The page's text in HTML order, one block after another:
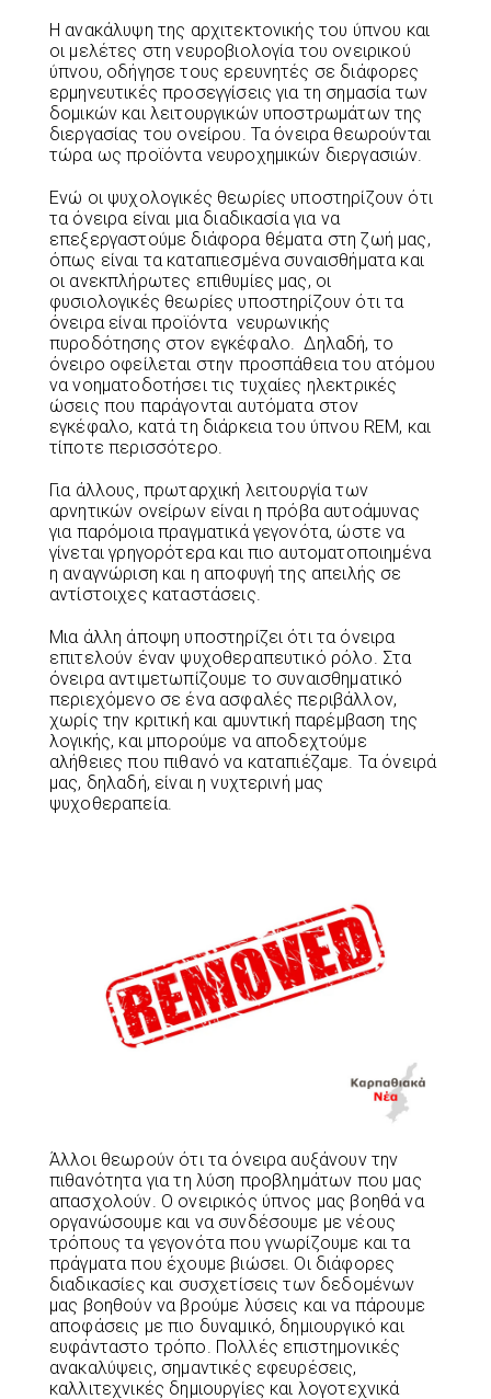
Η ανακάλυψη της αρχιτεκτονικής του ύπνου και
οι μελέτες στη νευροβιολογία του ονειρικού
ύπνου, οδήγησε τους ερευνητές σε διάφορες
ερμηνευτικές προσεγγίσεις για τη σημασία των
δομικών και λειτουργικών υποστρωμάτων της
διεργασίας του ονείρου. Τα όνειρα θεωρούνται
τώρα ως προϊόντα νευροχημικών διεργασιών.
Ενώ οι ψυχολογικές θεωρίες υποστηρίζουν ότι
τα όνειρα είναι μια διαδικασία για να
επεξεργαστούμε διάφορα θέματα στη ζωή μας,
όπως είναι τα καταπιεσμένα συναισθήματα και
οι ανεκπλήρωτες επιθυμίες μας, οι
φυσιολογικές θεωρίες υποστηρίζουν ότι τα
όνειρα είναι προϊόντα νευρωνικής
πυροδότησης στον εγκέφαλο. Δηλαδή, το
όνειρο οφείλεται στην προσπάθεια του ατόμου
να νοηματοδοτήσει τις τυχαίες ηλεκτρικές
ώσεις που παράγονται αυτόματα στον
εγκέφαλο, κατά τη διάρκεια του ύπνου REM, και
τίποτε περισσότερο.
Για άλλους, πρωταρχική λειτουργία των
αρνητικών ονείρων είναι η πρόβα αυτοάμυνας
για παρόμοια πραγματικά γεγονότα, ώστε να
γίνεται γρηγορότερα και πιο αυτοματοποιημένα
η αναγνώριση και η αποφυγή της απειλής σε
αντίστοιχες καταστάσεις.
Μια άλλη άποψη υποστηρίζει ότι τα όνειρα
επιτελούν έναν ψυχοθεραπευτικό ρόλο. Στα
όνειρα αντιμετωπίζουμε το συναισθηματικό
περιεχόμενο σε ένα ασφαλές περιβάλλον,
χωρίς την κριτική και αμυντική παρέμβαση της
λογικής, και μπορούμε να αποδεχτούμε
αλήθειες που πιθανό να καταπιέζαμε. Τα όνειρά
μας, δηλαδή, είναι η νυχτερινή μας
ψυχοθεραπεία.
Άλλοι θεωρούν ότι τα όνειρα αυξάνουν την
πιθανότητα για τη λύση προβλημάτων που μας
απασχολούν. Ο ονειρικός ύπνος μας βοηθά να
οργανώσουμε και να συνδέσουμε με νέους
τρόπους τα γεγονότα που γνωρίζουμε και τα
πράγματα που έχουμε βιώσει. Οι διάφορες
διαδικασίες και συσχετίσεις των δεδομένων
μας βοηθούν να βρούμε λύσεις και να πάρουμε
αποφάσεις με πιο δυναμικό, δημιουργικό και
ευφάνταστο τρόπο. Πολλές επιστημονικές
ανακαλύψεις, σημαντικές εφευρέσεις,
καλλιτεχνικές δημιουργίες και λογοτεχνικά